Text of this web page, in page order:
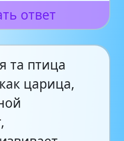
ответ
та птица
царица,